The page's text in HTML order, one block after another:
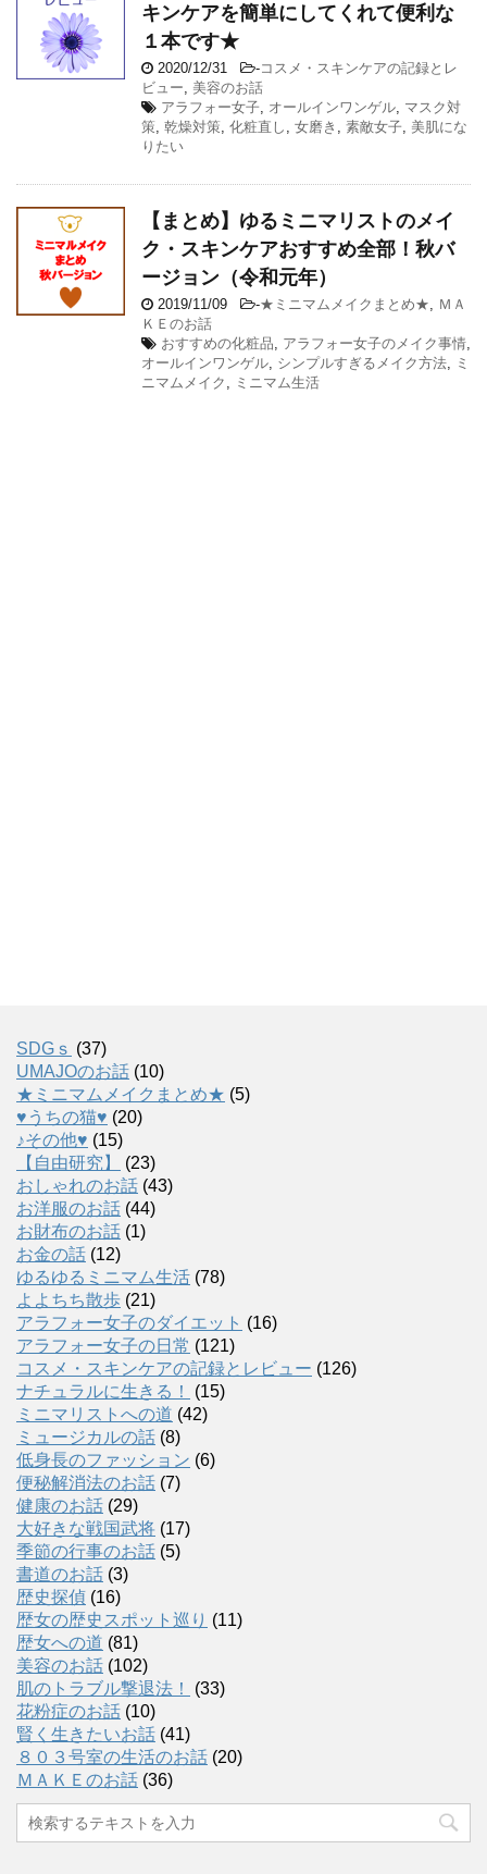
キンケアを簡単にしてくれて便利な
１本です★
2020/12/31 -コスメ・スキンケアの記録とレ
ビュー
美容のお話
アラフォー女子 オールインワンゲル マスク対
策 乾燥対策 化粧直し 女磨き 素敵女子 美肌にな
りたい
【まとめ】ゆるミニマリストのメイ
ク・スキンケアおすすめ全部！秋バ
ージョン（令和元年）
2019/11/09 -★ミニマムメイクまとめ★
ＭＡ
ＫＥのお話
おすすめの化粧品
アラフォー女子のメイク事情
オールインワンゲル シンプルすぎるメイク方法
ミ
ニマムメイク
ミニマム生活
SDGｓ (37)
UMAJOのお話 (10)
★ミニマムメイクまとめ★ (5)
♥うちの猫♥ (20)
♪その他♥ (15)
【自由研究】
(23)
おしゃれのお話 (43)
お洋服のお話 (44)
お財布のお話 (1)
お金の話 (12)
ゆるゆるミニマム生活 (78)
よよちち散歩 (21)
アラフォー女子のダイエット (16)
アラフォー女子の日常 (121)
コスメ・スキンケアの記録とレビュー (126)
ナチュラルに生きる！
(15)
ミニマリストへの道 (42)
ミュージカルの話 (8)
低身長のファッション (6)
便秘解消法のお話 (7)
健康のお話 (29)
大好きな戦国武将 (17)
季節の行事のお話 (5)
書道のお話 (3)
歴史探偵 (16)
歴女の歴史スポット巡り (11)
歴女への道 (81)
美容のお話 (102)
肌のトラブル撃退法！
(33)
花粉症のお話 (10)
賢く生きたいお話 (41)
８０３号室の生活のお話 (20)
ＭＡＫＥのお話 (36)